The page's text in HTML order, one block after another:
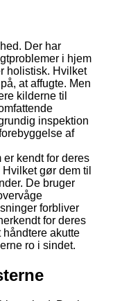
Der har
i hjem
holistisk. Hvilket
at affugte. Men
kilderne til
inspektion
af
kendt for deres
gør dem til
De bruger
forbliver
for deres
håndtere akutte
ro i sindet.